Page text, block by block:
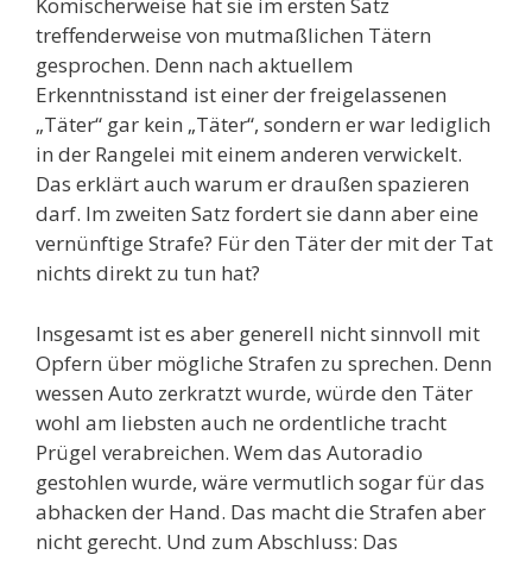
treffenderweise von mutmaßlichen Tätern
gesprochen. Denn nach aktuellem
Erkenntnisstand ist einer der freigelassenen
„Täter“ gar kein „Täter“, sondern er war lediglich
in der Rangelei mit einem anderen verwickelt.
Das erklärt auch warum er draußen spazieren
darf. Im zweiten Satz fordert sie dann aber eine
vernünftige Strafe? Für den Täter der mit der Tat
nichts direkt zu tun hat?
Insgesamt ist es aber generell nicht sinnvoll mit
Opfern über mögliche Strafen zu sprechen. Denn
wessen Auto zerkratzt wurde, würde den Täter
wohl am liebsten auch ne ordentliche tracht
Prügel verabreichen. Wem das Autoradio
gestohlen wurde, wäre vermutlich sogar für das
abhacken der Hand. Das macht die Strafen aber
nicht gerecht. Und zum Abschluss: Das